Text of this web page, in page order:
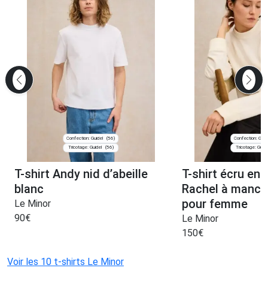
Confection: Guidel
(56)
Tricotage: Guidel
(56)
T-shirt Andy nid d’abeille
blanc
Le Minor
90€
Confection:
Tricotage:
T-shirt écru en
Rachel à
pour femme
Le Minor
150€
Voir les 10 t-shirts Le Minor